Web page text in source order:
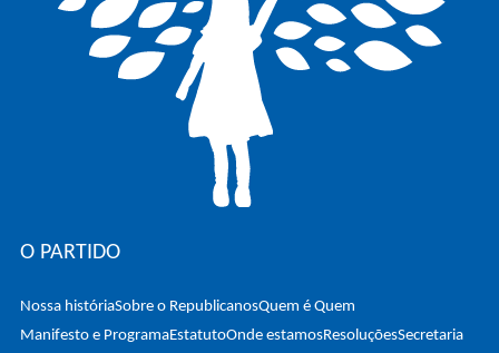
O PARTIDO
Nossa históriaSobre o RepublicanosQuem é Quem
Manifesto e ProgramaEstatutoOnde estamosResoluçõesSecretaria